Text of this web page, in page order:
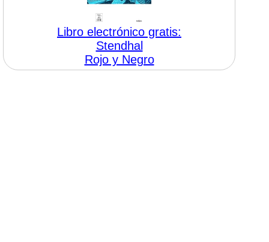
Libro electrónico gratis:
Stendhal
Rojo y Negro